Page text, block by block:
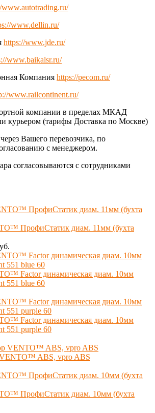
www.autotrading.ru/
www.dellin.ru/
https://www.jde.ru/
www.baikalsr.ru/
Компания https://pecom.ru/
www.railcontinent.ru/
компании в пределах МКАД
курьером (тарифы Доставка по Москве)
Вашего перевозчика, по
с менеджером.
согласовываются с сотрудниками
ПрофиСтатик диам. 11мм (бухта
Factor динамическая диам. 10мм
551 blue 60
Factor динамическая диам. 10мм
551 purple 60
ABS, vpro ABS
ПрофиСтатик диам. 10мм (бухта